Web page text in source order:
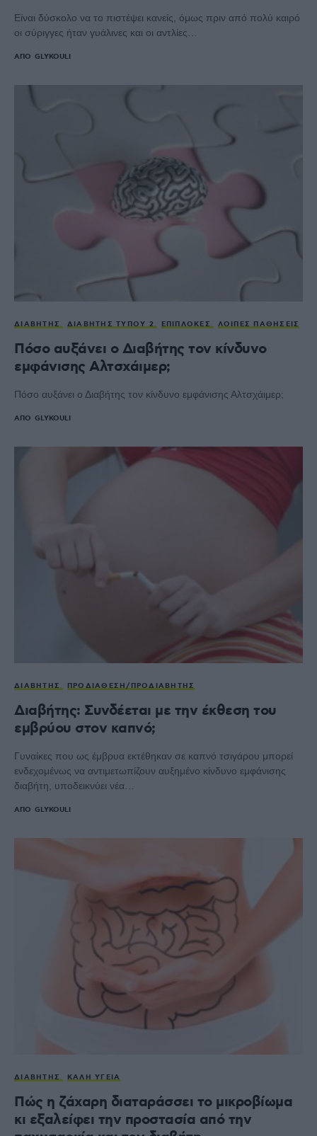
Είναι δύσκολο να το πιστέψει κανείς, όμως πριν από πολύ καιρό
οι σύριγγες ήταν γυάλινες και οι αντλίες…
ΑΠΌ GLYKOULI
ΔΙΑΒΉΤΗΣ ΔΙΑΒΉΤΗΣ ΤΎΠΟΥ 2 ΕΠΙΠΛΟΚΈΣ ΛΟΙΠΈΣ ΠΑΘΉΣΕΙΣ
Πόσο αυξάνει ο Διαβήτης τον κίνδυνο
εμφάνισης Αλτσχάιμερ;
Πόσο αυξάνει ο Διαβήτης τον κίνδυνο εμφάνισης Αλτσχάιμερ;
ΑΠΌ GLYKOULI
ΔΙΑΒΉΤΗΣ ΠΡΟΔΙΆΘΕΣΗ/ΠΡΟΔΙΑΒΉΤΗΣ
Διαβήτης: Συνδέεται με την έκθεση του
εμβρύου στον καπνό;
Γυναίκες που ως έμβρυα εκτέθηκαν σε καπνό τσιγάρου μπορεί
ενδεχομένως να αντιμετωπίζουν αυξημένο κίνδυνο εμφάνισης
διαβήτη, υποδεικνύει νέα…
ΑΠΌ GLYKOULI
ΔΙΑΒΉΤΗΣ ΚΑΛΉ ΥΓΕΊΑ
Πώς η ζάχαρη διαταράσσει το μικροβίωμα
κι εξαλείφει την προστασία από την